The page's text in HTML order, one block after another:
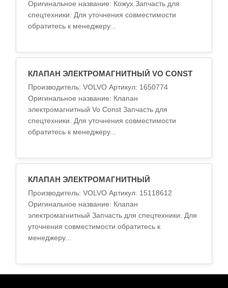
Оригинальное название: Кожух Запчасть для
спецтехники. Для уточнения совместимости
обратитесь к менеджеру...
КЛАПАН ЭЛЕКТРОМАГНИТНЫЙ VO CONST
Производитель: VOLVO Артикул: 1650774
Оригинальное название: Клапан
электромагнитный Vo Const Запчасть для
спецтехники. Для уточнения совместимости
обратитесь к менеджеру...
КЛАПАН ЭЛЕКТРОМАГНИТНЫЙ
Производитель: VOLVO Артикул: 15118612
Оригинальное название: Клапан
электромагнитный Запчасть для спецтехники. Для
уточнения совместимости обратитесь к
менеджеру...